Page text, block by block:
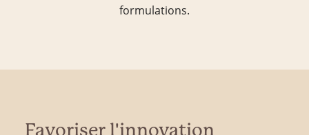
formulations.
Favoriser l'innovation